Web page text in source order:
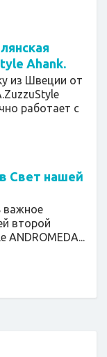
Ahank.
из Швеции от
работает с
Свет нашей
важное
второй
ANDROMEDA...